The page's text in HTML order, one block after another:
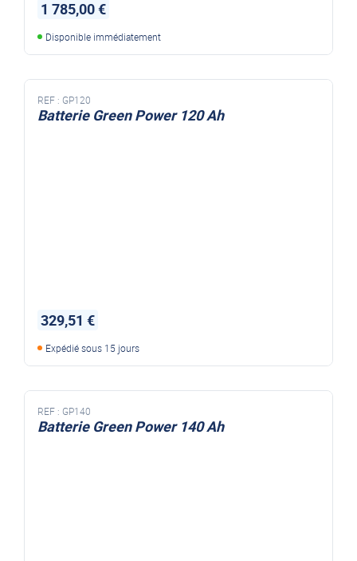
1 785,00 €
Disponible immédiatement
REF : GP120
Batterie Green Power 120 Ah
329,51 €
Expédié sous 15 jours
REF : GP140
Batterie Green Power 140 Ah